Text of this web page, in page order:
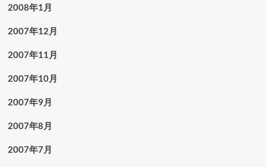
2008年1月
2007年12月
2007年11月
2007年10月
2007年9月
2007年8月
2007年7月